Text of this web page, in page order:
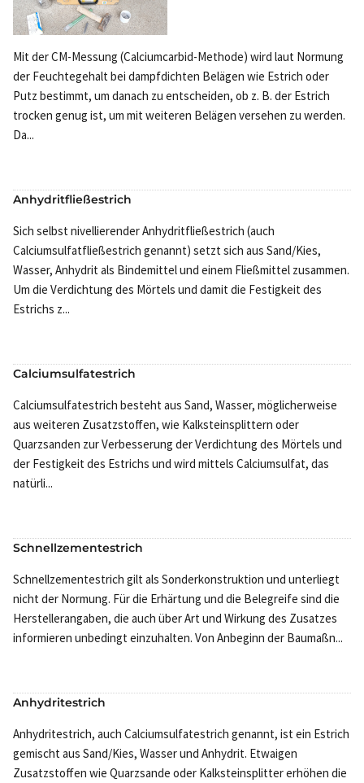
Mit der CM-Messung (Calciumcarbid-Methode) wird laut Normung
der Feuchtegehalt bei dampfdichten Belägen wie Estrich oder
Putz bestimmt, um danach zu entscheiden, ob z. B. der Estrich
trocken genug ist, um mit weiteren Belägen versehen zu werden.
Da...
Anhydritfließestrich
Sich selbst nivellierender Anhydritfließestrich (auch
Calciumsulfatfließestrich genannt) setzt sich aus Sand/Kies,
Wasser, Anhydrit als Bindemittel und einem Fließmittel zusammen.
Um die Verdichtung des Mörtels und damit die Festigkeit des
Estrichs z...
Calciumsulfatestrich
Calciumsulfatestrich besteht aus Sand, Wasser, möglicherweise
aus weiteren Zusatzstoffen, wie Kalksteinsplittern oder
Quarzsanden zur Verbesserung der Verdichtung des Mörtels und
der Festigkeit des Estrichs und wird mittels Calciumsulfat, das
natürli...
Schnellzementestrich
Schnellzementestrich gilt als Sonderkonstruktion und unterliegt
nicht der Normung. Für die Erhärtung und die Belegreife sind die
Herstellerangaben, die auch über Art und Wirkung des Zusatzes
informieren unbedingt einzuhalten. Von Anbeginn der Baumaßn...
Anhydritestrich
Anhydritestrich, auch Calciumsulfatestrich genannt, ist ein Estrich
gemischt aus Sand/Kies, Wasser und Anhydrit. Etwaigen
Zusatzstoffen wie Quarzsande oder Kalksteinsplitter erhöhen die